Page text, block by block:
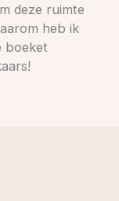
deze ruimte
heb ik
boeket